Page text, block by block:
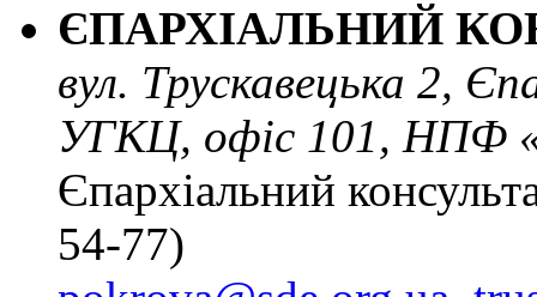
ЄПАРХІАЛЬНИЙ
вул. Трускавецька 2,
УГКЦ, офіс 101, НПФ
Єпархіальний
54-77)